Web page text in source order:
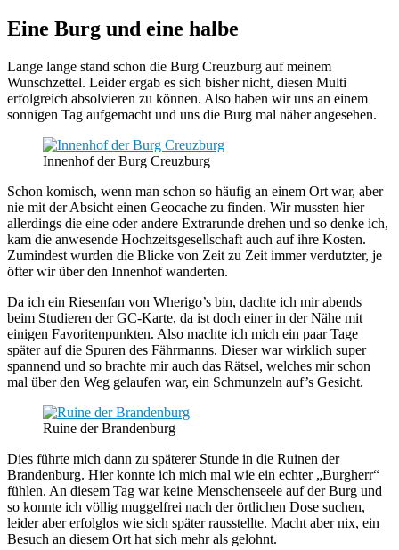
Eine Burg und eine halbe
Lange lange stand schon die Burg Creuzburg auf meinem
Wunschzettel. Leider ergab es sich bisher nicht, diesen Multi
erfolgreich absolvieren zu können. Also haben wir uns an einem
sonnigen Tag aufgemacht und uns die Burg mal näher angesehen.
Innenhof der Burg Creuzburg
Schon komisch, wenn man schon so häufig an einem Ort war, aber
nie mit der Absicht einen Geocache zu finden. Wir mussten hier
allerdings die eine oder andere Extrarunde drehen und so denke ich,
kam die anwesende Hochzeitsgesellschaft auch auf ihre Kosten.
Zumindest wurden die Blicke von Zeit zu Zeit immer verdutzter, je
öfter wir über den Innenhof wanderten.
Da ich ein Riesenfan von Wherigo’s bin, dachte ich mir abends
beim Studieren der GC-Karte, da ist doch einer in der Nähe mit
einigen Favoritenpunkten. Also machte ich mich ein paar Tage
später auf die Spuren des Fährmanns. Dieser war wirklich super
spannend und so brachte mir auch das Rätsel, welches mir schon
mal über den Weg gelaufen war, ein Schmunzeln auf’s Gesicht.
Ruine der Brandenburg
Dies führte mich dann zu späterer Stunde in die Ruinen der
Brandenburg. Hier konnte ich mich mal wie ein echter „Burgherr“
fühlen. An diesem Tag war keine Menschenseele auf der Burg und
so konnte ich völlig muggelfrei nach der örtlichen Dose suchen,
leider aber erfolglos wie sich später rausstellte. Macht aber nix, ein
Besuch an diesem Ort hat sich mehr als gelohnt.